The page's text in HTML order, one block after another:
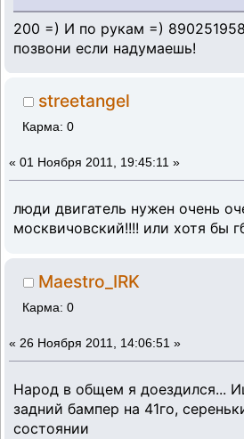
200 =) И по рукам =)
позвони если надумаешь!
streetangel
Карма: 0
« 01 Ноября 2011, 19:45:11 »
люди двигатель нужен очень
москвичовский!!!! или хотя бы
Maestro_IRK
Карма: 0
« 26 Ноября 2011, 14:06:51 »
Народ в общем я доездился...
задний бампер на 41го,
состоянии